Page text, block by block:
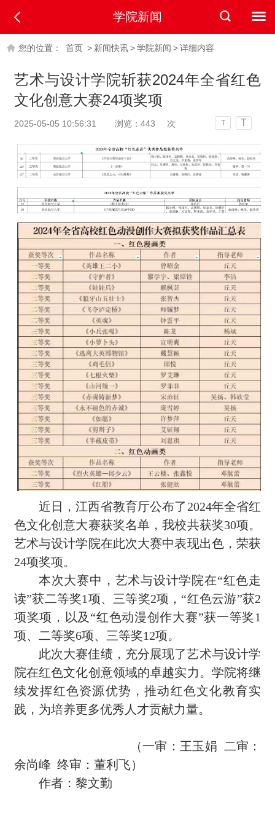
学院新闻
您的位置： 首页 > 新闻快讯>学院新闻 >详细内容
艺术与设计学院斩获2024年全省红色
文化创意大赛24项奖项
2025-05-05 10:56:31 浏览： 443 次 T T
近日，江西省教育厅公布了2024年全省红
色文化创意大赛获奖名单，我校共获奖30项。
艺术与设计学院在此次大赛中表现出色，荣获
24项奖项。
本次大赛中，艺术与设计学院在“红色走
读”获二等奖1项、三等奖2项，“红色云游”获2
项奖项，以及“红色动漫创作大赛”获一等奖1
项、二等奖6项、三等奖12项。
此次大赛佳绩，充分展现了艺术与设计学
院在红色文化创意领域的卓越实力。学院将继
续发挥红色资源优势，推动红色文化教育实
践，为培养更多优秀人才贡献力量。
（一审：王玉娟 二审：
余尚峰 终审：董利飞）
作者：黎文勤